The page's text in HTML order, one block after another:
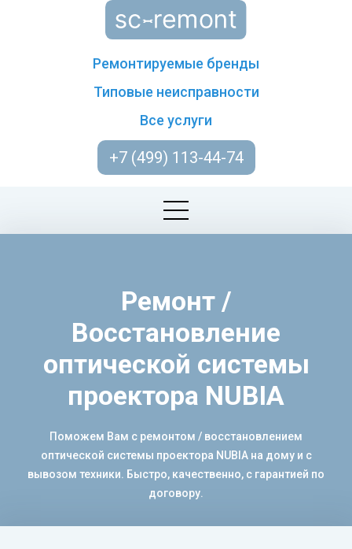
Ремонтируемые бренды
Типовые неисправности
Все услуги
+7 (499) 113-44-74
Ремонт /
Восстановление
оптической системы
проектора NUBIA
Поможем Вам с ремонтом / восстановлением
оптической системы проектора NUBIA на дому и с
вывозом техники. Быстро, качественно, с гарантией по
договору.